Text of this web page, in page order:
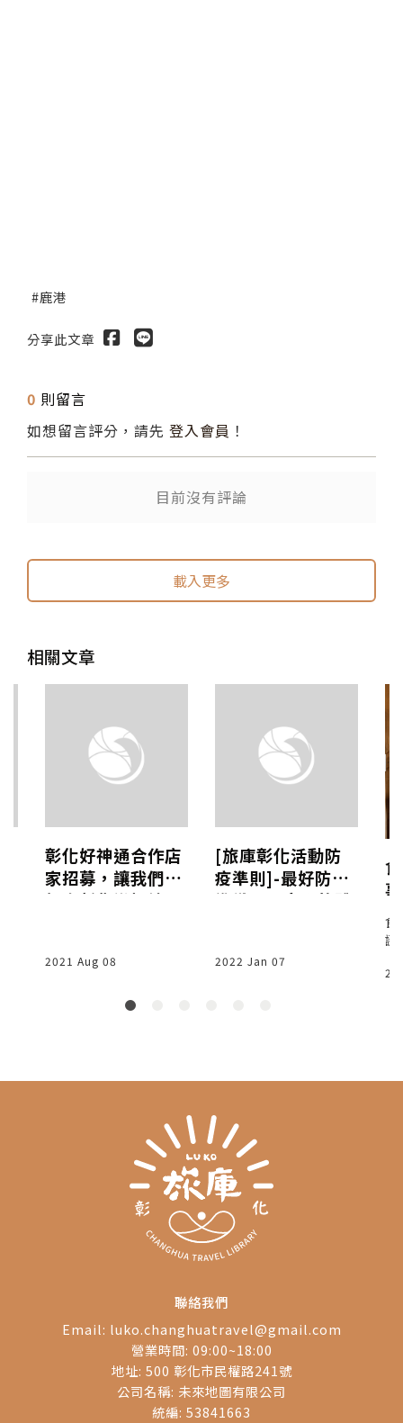
鹿港
分享此文章
0 則留言
如想留言評分，請先 登入會員 ！
目前沒有評論
載入更多
相關文章
彰化好神通合作店
家招募，讓我們一
起來彰化變好神！
2021 Aug 08
[旅庫彰化活動防
疫準則]-最好防疫
準備，最安全的體
2022 Jan 07
食
誕
只
聯絡我們
Email: luko.changhuatravel@gmail.com
營業時間: 09:00~18:00
地址: 500 彰化市民權路241號
公司名稱: 未來地圖有限公司
統編: 53841663